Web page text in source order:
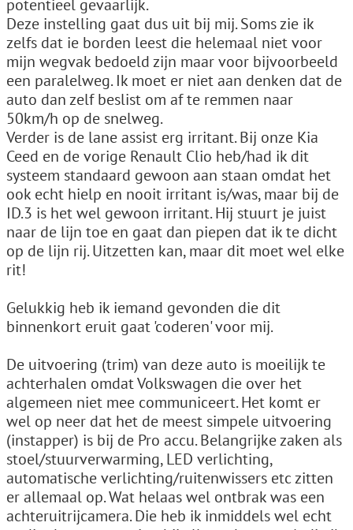
potentieel gevaarlijk.
Deze instelling gaat dus uit bij mij. Soms zie ik
zelfs dat ie borden leest die helemaal niet voor
mijn wegvak bedoeld zijn maar voor bijvoorbeeld
een paralelweg. Ik moet er niet aan denken dat de
auto dan zelf beslist om af te remmen naar
50km/h op de snelweg.
Verder is de lane assist erg irritant. Bij onze Kia
Ceed en de vorige Renault Clio heb/had ik dit
systeem standaard gewoon aan staan omdat het
ook echt hielp en nooit irritant is/was, maar bij de
ID.3 is het wel gewoon irritant. Hij stuurt je juist
naar de lijn toe en gaat dan piepen dat ik te dicht
op de lijn rij. Uitzetten kan, maar dit moet wel elke
rit!
Gelukkig heb ik iemand gevonden die dit
binnenkort eruit gaat 'coderen' voor mij.
De uitvoering (trim) van deze auto is moeilijk te
achterhalen omdat Volkswagen die over het
algemeen niet mee communiceert. Het komt er
wel op neer dat het de meest simpele uitvoering
(instapper) is bij de Pro accu. Belangrijke zaken als
stoel/stuurverwarming, LED verlichting,
automatische verlichting/ruitenwissers etc zitten
er allemaal op. Wat helaas wel ontbrak was een
achteruitrijcamera. Die heb ik inmiddels wel echt